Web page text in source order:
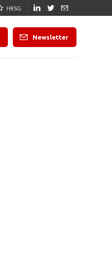
HRSG
Newsletter